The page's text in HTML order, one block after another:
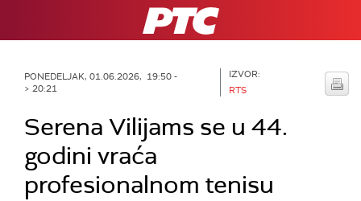
RTS
PONEDELJAK, 01.06.2026, 19:50 -
> 20:21
IZVOR:
RTS
Serena Vilijams se u 44.
godini vraća
profesionalnom tenisu